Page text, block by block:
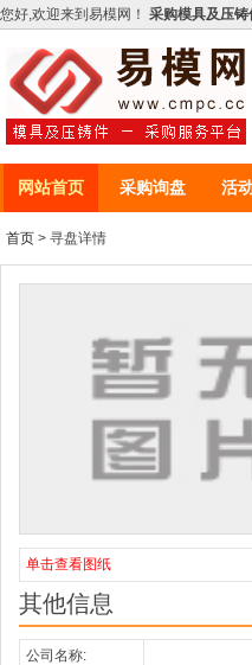
您好,欢迎来到易模网！ 采购模具及压铸
网站首页 采购询盘 活
首页 > 寻盘详情
单击查看图纸
其他信息
公司名称: